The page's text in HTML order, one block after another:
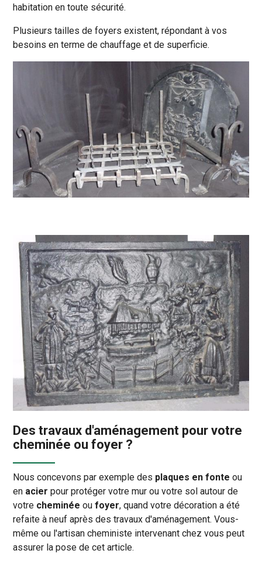
habitation en toute sécurité.
Plusieurs tailles de foyers existent, répondant à vos
besoins en terme de chauffage et de superficie.
Des travaux d'aménagement pour votre
cheminée ou foyer ?
Nous concevons par exemple des plaques en fonte ou
en acierpour protéger votre mur ou votre sol autour de
votre cheminée oufoyer, quand votre décoration a été
refaite à neuf après des travaux d'aménagement. Vous-
même ou l'artisan cheministe intervenant chez vous peut
assurer la pose de cet article.